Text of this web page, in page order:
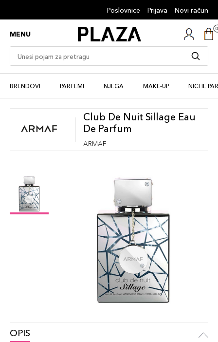
Poslovnice Prijava Novi račun
MENU
BRENDOVI PARFEMI NJEGA MAKE-UP NICHE
Club De Nuit Sillage Eau
De Parfum
ARMAF
OPIS